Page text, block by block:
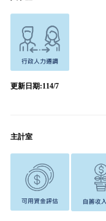
更新日期:114/7
主計室